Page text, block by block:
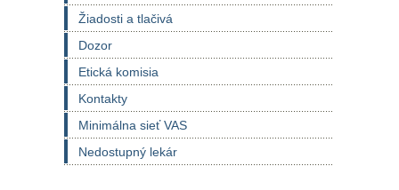
Žiadosti a tlačivá
Dozor
Etická komisia
Kontakty
Minimálna sieť VAS
Nedostupný lekár